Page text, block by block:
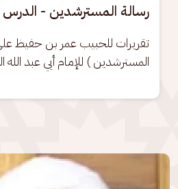
رسالة المسترشدين -
تقريرات للحبيب عمر بن حفيظ
المسترشدين ) للإمام أبي عبد
الصورة